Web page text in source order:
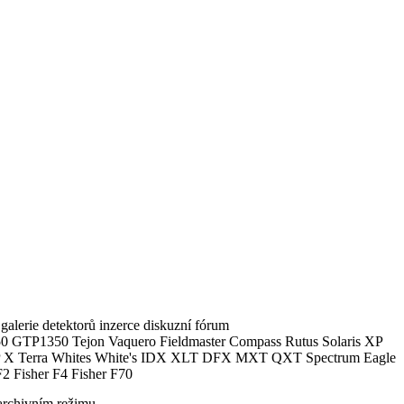
detektorů inzerce diskuzní fórum
Tejon Vaquero Fieldmaster Compass Rutus Solaris XP
Terra Whites White's IDX XLT DFX MXT QXT Spectrum Eagle
Fisher F4 Fisher F70